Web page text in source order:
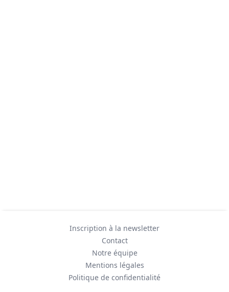
Inscription à la newsletter
Contact
Notre équipe
Mentions légales
Politique de confidentialité